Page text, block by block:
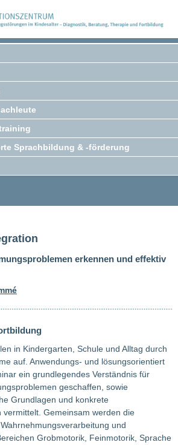
Sprachbildung & -förderung
erkennen und effektiv
in Kindergarten, Schule und Alltag durch
auf. Anwendungs- und lösungsorientiert
ein grundlegendes Verständnis für
geschaffen, sowie
Grundlagen und konkrete
Gemeinsam werden die
und
Grobmotorik, Feinmotorik, Sprache